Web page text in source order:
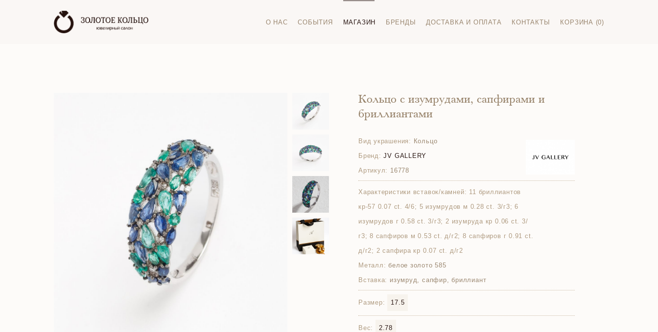
О НАС СОБЫТИЯ МАГАЗИН БРЕНДЫ ДОСТАВКА И ОПЛАТА КОНТАКТЫ КОРЗИНА (0)
Кольцо с изумрудами, сапфирами и
бриллиантами
Вид украшения: Кольцо
Бренд: JV GALLERY
Артикул: 16778
Характеристики вставок/камней: 11 бриллиантов
кр-57 0.07 ct. 4/6; 5 изумрудов м 0.28 ct. 3/г3; 6
изумрудов г 0.58 ct. 3/г3; 2 изумруда кр 0.06 ct. 3/
г3; 8 сапфиров м 0.53 ct. д/г2; 8 сапфиров г 0.91 ct.
д/г2; 2 сапфира кр 0.07 ct. д/г2
Металл: белое золото 585
Вставка: изумруд, сапфир, бриллиант
Размер: 17.5
Вес: 2.78